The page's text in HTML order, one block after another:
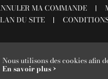
Nous utilisons des cookies afin
En savoir plus ›
MA COMMANDE
DU SITE